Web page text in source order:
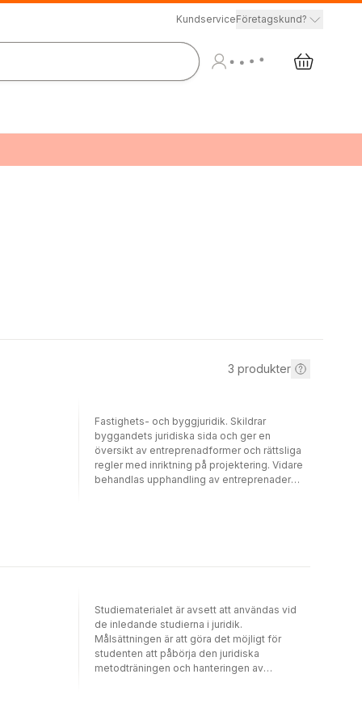
KundserviceFöretagskund?
3 produkter
Fastighets- och byggjuridik. Skildrar
byggandets juridiska sida och ger en
översikt av entreprenadformer och rättsliga
regler med inriktning på projektering. Vidare
behandlas upphandling av entreprenader
Studiematerialet är avsett att användas vid
de inledande studierna i juridik.
Målsättningen är att göra det möjligt för
studenten att påbörja den juridiska
metodträningen och hanteringen av